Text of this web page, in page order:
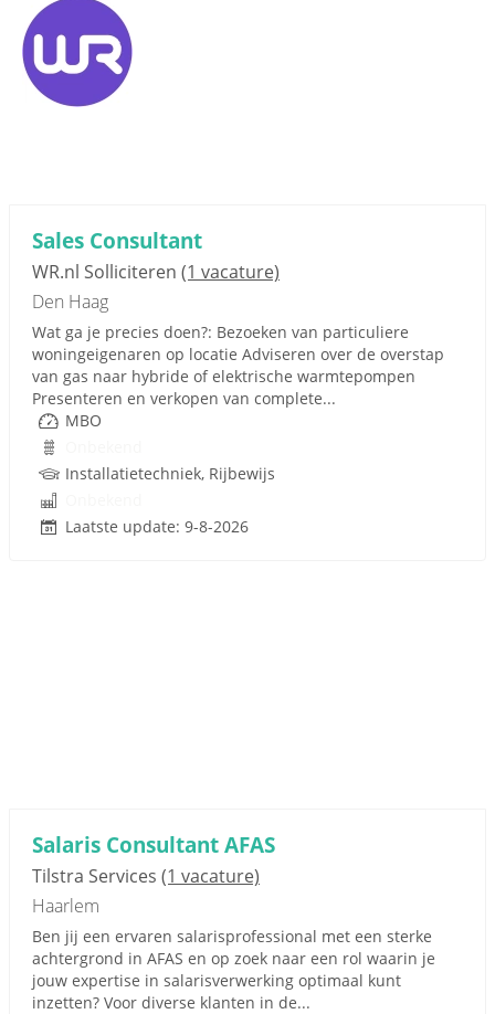
Sales Consultant
WR.nl Solliciteren (1 vacature)
Den Haag
Wat ga je precies doen?: Bezoeken van particuliere
woningeigenaren op locatie Adviseren over de overstap
van gas naar hybride of elektrische warmtepompen
Presenteren en verkopen van complete...
MBO
Installatietechniek, Rijbewijs
Laatste update: 9-8-2026
Salaris Consultant AFAS
Tilstra Services (1 vacature)
Haarlem
Ben jij een ervaren salarisprofessional met een sterke
achtergrond in AFAS en op zoek naar een rol waarin je
jouw expertise in salarisverwerking optimaal kunt
inzetten? Voor diverse klanten in de...